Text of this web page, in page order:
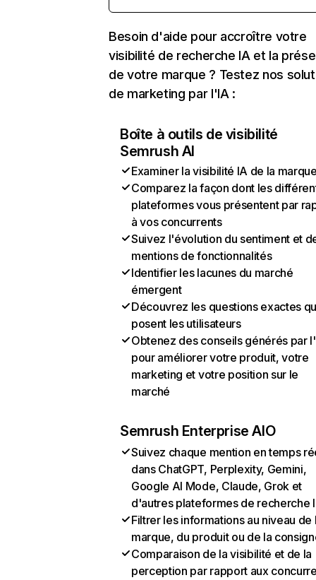
Besoin d'aide pour accroître votre
visibilité de recherche IA et la
de votre marque ? Testez nos
de marketing par l'IA :
Boîte à outils de visibilité
Semrush AI
Examiner la visibilité IA de la
Comparez la façon dont les
plateformes vous présentent par
à vos concurrents
Suivez l'évolution du sentiment et
mentions de fonctionnalités
Identifier les lacunes du marché
émergent
Découvrez les questions exactes
posent les utilisateurs
Obtenez des conseils générés par
pour améliorer votre produit, votre
marketing et votre position sur le
marché
Semrush Enterprise AIO
Suivez chaque mention en temps
dans ChatGPT, Perplexity, Gemini,
Google AI Mode, Claude, Grok et
d'autres plateformes de recherche
Filtrer les informations au niveau de
marque, du produit ou de la
Comparaison de la visibilité et de la
perception par rapport aux